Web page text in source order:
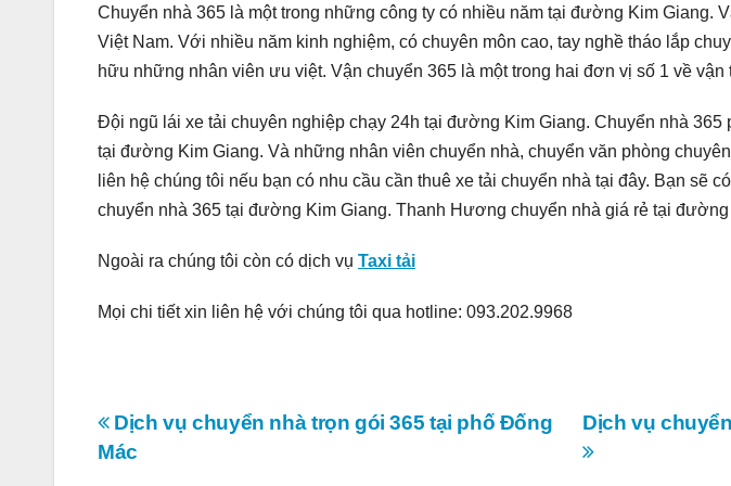
Chuyển nhà 365 là một trong những công ty có nhiều năm tại đường Kim Giang.
Việt Nam. Với nhiều năm kinh nghiệm, có chuyên môn cao, tay nghề tháo lắp
hữu những nhân viên ưu việt. Vận chuyển 365 là một trong hai đơn vị số 1 về vận
Đội ngũ lái xe tải chuyên nghiệp chạy 24h tại đường Kim Giang. Chuyển nhà 365
tại đường Kim Giang. Và những nhân viên chuyển nhà, chuyển văn phòng
liên hệ chúng tôi nếu bạn có nhu cầu cần thuê xe tải chuyển nhà tại đây. Bạn sẽ
chuyển nhà 365 tại đường Kim Giang. Thanh Hương chuyển nhà giá rẻ tại đường
Ngoài ra chúng tôi còn có dịch vụ Taxi tải
Mọi chi tiết xin liên hệ với chúng tôi qua hotline: 093.202.9968
Điều
Dịch vụ
Dịch vụ chuyển nhà trọn gói 365 tại phố Đống
Mác